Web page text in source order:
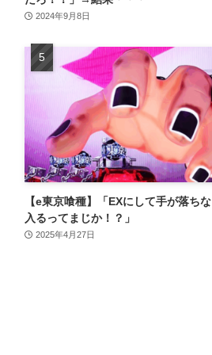
2024年9月8日
【e東京喰種】「EXにして手が落ち
入るってまじか！？」
2025年4月27日